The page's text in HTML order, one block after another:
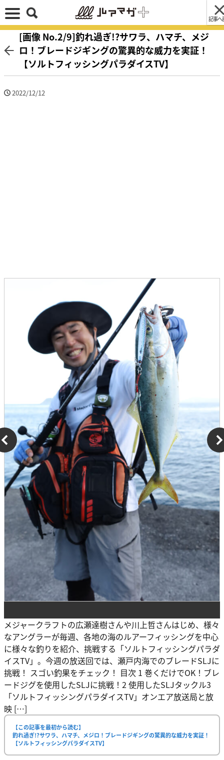
記事へ
[画像 No.2/9]釣れ過ぎ!?サワラ、ハマチ、メジ
ロ！ブレードジギングの驚異的な威力を実証！
【ソルトフィッシングパラダイスTV】
2022/12/12
メジャークラフトの広瀬達樹さんや川上哲さんはじめ、様々
なアングラーが毎週、各地の海のルアーフィッシングを中心
に様々な釣りを紹介、挑戦する「ソルトフィッシングパラダ
イスTV」。今週の放送回では、瀬戸内海でのブレードSLJに
挑戦！ スゴい釣果をチェック！ 目次 1 巻くだけでOK！ブレ
ードジグを使用したSLJに挑戦！2 使用したSLJタックル3
「ソルトフィッシングパラダイスTV」オンエア放送局と放
映 […]
【この記事を最初から読む】
釣れ過ぎ!?サワラ、ハマチ、メジロ！ブレードジギングの驚異的な威力を実証！
【ソルトフィッシングパラダイスTV】